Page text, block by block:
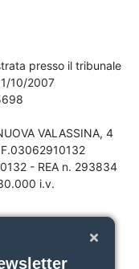
presso il tribunale
10/2007
VALASSINA, 4
- REA n. 293834
i.v.